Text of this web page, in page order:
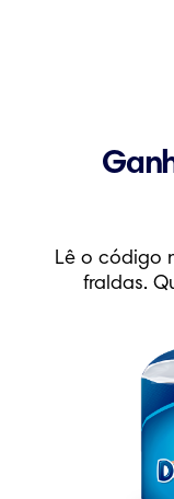
Lê o código
fraldas.